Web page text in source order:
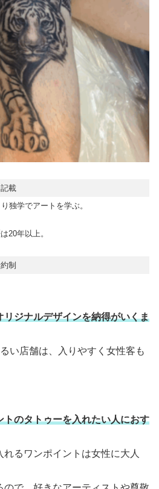
載
独学でアートを学ぶ。
20年以上。
制
リジナルデザインを納得がいくま
い店舗は、入りやすく女性客も
トのタトゥーを入れたい人におす
るワンポイントは女性に大人